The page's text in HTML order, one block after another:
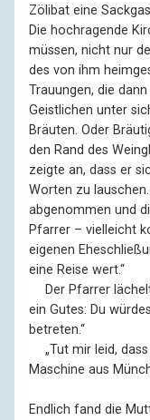
Zölibat eine
Die hochragende
müssen, nicht nur
des von ihm
Trauungen, die
Geistlichen unter
Bräuten. Oder
den Rand des
zeigte an, dass er
Worten zu
abgenommen und
Pfarrer – vielleicht
eigenen
eine Reise wert.“
Der Pfarrer
ein Gutes: Du
betreten.“
„Tut mir leid,
Maschine aus
Endlich fand die